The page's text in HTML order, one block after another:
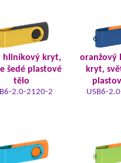
hliníkový kryt,
šedé plastové
tělo
2.0-2120-2
oranžový
kryt,
USB6-